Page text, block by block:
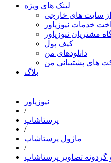
لینک های ویژه
سایت های خارجی
خدمات نیوزپاور
مشتریان نیوزپاور
کیف پول
دانلودهای من
های پشتیبانی من
بلاگ
نیوزپاور
/
پرستاشاپ
/
ماژول پرستاشاپ
/
و گردونه تصاویر پرستاشاپ